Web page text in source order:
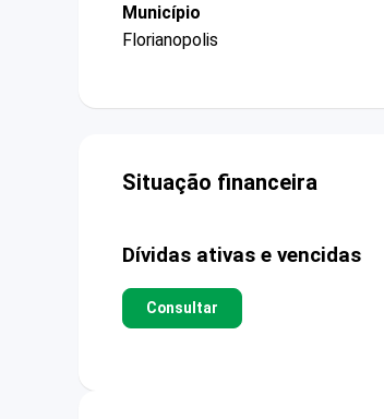
Município
Florianopolis
Situação financeira
Dívidas ativas e vencidas
Consultar